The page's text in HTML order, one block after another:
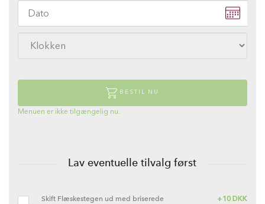
BESTIL NU
Menuen er ikke tilgængelig nu.
Lav eventuelle tilvalg først
Skift Flæskestegen ud med briserede
+10 DKK